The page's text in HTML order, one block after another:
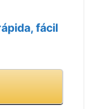
fácil